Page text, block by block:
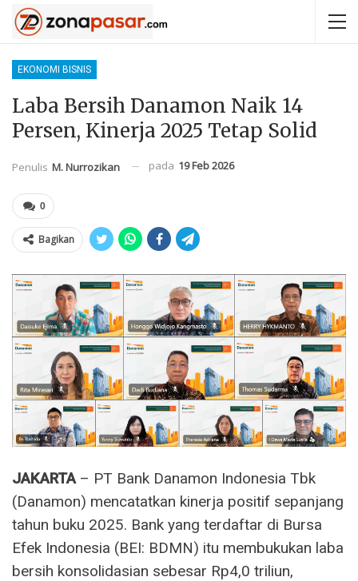
EKONOMI BISNIS
Laba Bersih Danamon Naik 14
Persen, Kinerja 2025 Tetap Solid
Penulis M. Nurrozikan pada 19 Feb 2026
0
Bagikan
JAKARTA– PT Bank Danamon Indonesia Tbk
(Danamon) mencatatkan kinerja positif sepanjang
tahun buku 2025. Bank yang terdaftar di Bursa
Efek Indonesia (BEI: BDMN) itu membukukan laba
bersih konsolidasian sebesar Rp4,0 triliun,